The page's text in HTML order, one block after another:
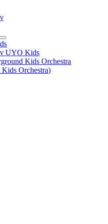
UYO Kids
Kids Orchestra
Orchestra)